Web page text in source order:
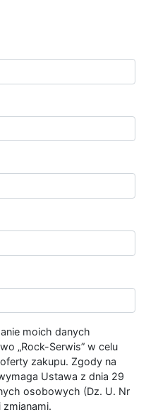
moich danych
„Rock-Serwis” w celu
zakupu. Zgody na
Ustawa z dnia 29
osobowych (Dz. U. Nr